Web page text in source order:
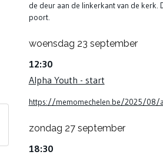
de deur aan de linkerkant van de kerk.
poort.
woensdag 23 september
12:30
Alpha Youth - start
https://memomechelen.be/2025/08/
zondag 27 september
18:30